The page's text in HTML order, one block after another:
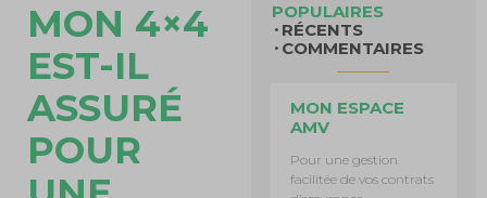
MON 4×4
EST-IL
ASSURÉ
POUR
POPULAIRES
RÉCENTS
COMMENTAIRES
MON ESPACE
AMV
Pour une gestion
facilitée de vos contrats